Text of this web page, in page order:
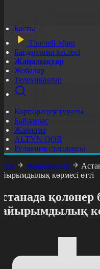
Басты
Тікелей эфир
Бағдарлама кестесі
Жаңалықтар
Жобалар
Телехикаялар
Корпорация туралы
Байланыс
Жарнама
ALTYN QOR
Редакция стандарты
Жаңалықтар
көрмесі өтті